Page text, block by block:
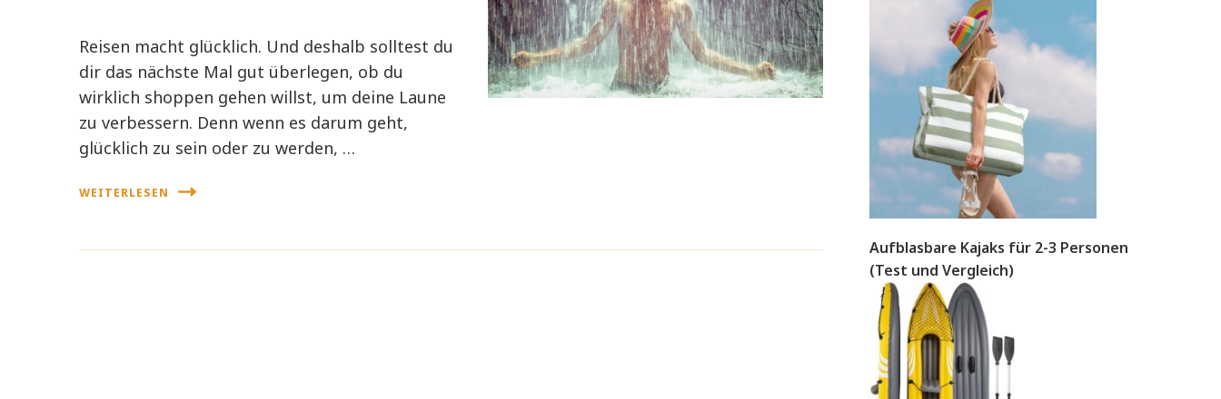
Reisen macht glücklich. Und deshalb solltest du
dir das nächste Mal gut überlegen, ob du
wirklich shoppen gehen willst, um deine Laune
zu verbessern. Denn wenn es darum geht,
glücklich zu sein oder zu werden, …
WEITERLESEN
Aufblasbare Kajaks für 2-3 Personen
(Test und Vergleich)